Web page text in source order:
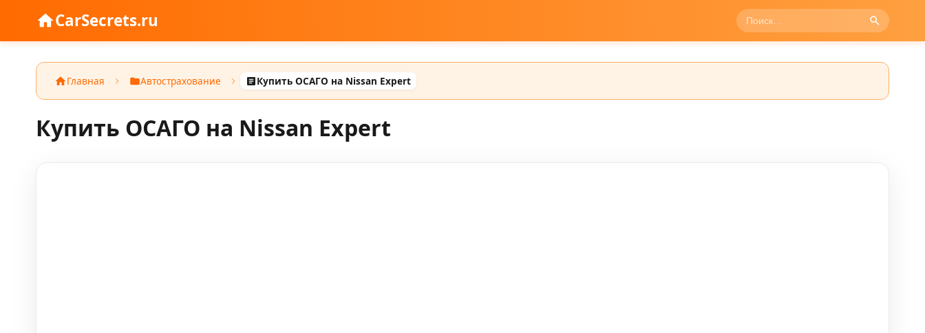
CarSecrets.ru
Главная Автострахование Купить ОСАГО на Nissan Expert
Купить ОСАГО на Nissan Expert